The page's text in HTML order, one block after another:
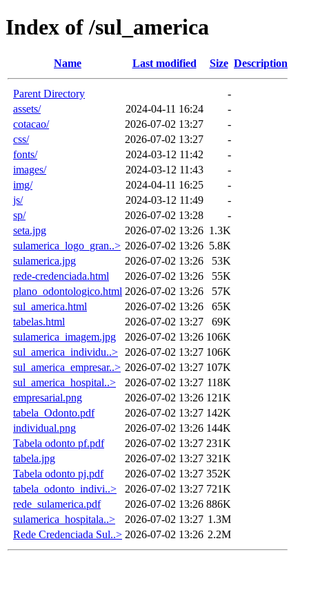
Index of /sul_america
Name Last modified Size Description
Parent Directory
-
assets/
2024-04-11 16:24
-
cotacao/
2026-07-02 13:27
-
css/
2026-07-02 13:27
-
fonts/
2024-03-12 11:42
-
images/
2024-03-12 11:43
-
img/
2024-04-11 16:25
-
js/
2024-03-12 11:49
-
sp/
2026-07-02 13:28
-
seta.jpg
2026-07-02 13:26 1.3K
sulamerica_logo_gran..> 2026-07-02 13:26 5.8K
sulamerica.jpg
2026-07-02 13:26
53K
rede-credenciada.html
2026-07-02 13:26
55K
plano_odontologico.html 2026-07-02 13:26
57K
sul_america.html
2026-07-02 13:26
65K
tabelas.html
2026-07-02 13:27
69K
sulamerica_imagem.jpg
2026-07-02 13:26 106K
sul_america_individu..>
2026-07-02 13:27 106K
sul_america_empresar..> 2026-07-02 13:27 107K
sul_america_hospital..>
2026-07-02 13:27 118K
empresarial.png
2026-07-02 13:26 121K
tabela_Odonto.pdf
2026-07-02 13:27 142K
individual.png
2026-07-02 13:26 144K
Tabela odonto pf.pdf
2026-07-02 13:27 231K
tabela.jpg
2026-07-02 13:27 321K
Tabela odonto pj.pdf
2026-07-02 13:27 352K
tabela_odonto_indivi..>
2026-07-02 13:27 721K
rede_sulamerica.pdf
2026-07-02 13:26 886K
sulamerica_hospitala..>
2026-07-02 13:27 1.3M
Rede Credenciada Sul..> 2026-07-02 13:26 2.2M